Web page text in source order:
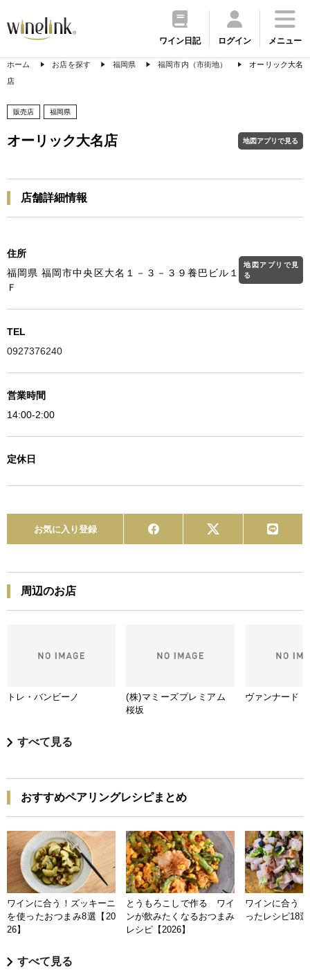
ワイン日記 ログイン メニュー
ホーム お店を探す 福岡県 福岡市内（市街地）
オーリック大名
店
販売店 福岡県
オーリック大名店 地図アプリで見る
店舗詳細情報
住所
福岡県 福岡市中央区大名１－３－３９養巴ビル１
Ｆ
地図アプリで見
る
TEL
0927376240
営業時間
14:00-2:00
定休日
お気に入り登録
周辺のお店
トレ・バンビーノ
(株)マミーズプレミアム
桜坂
ヴァンナード
すべて見る
おすすめペアリングレシピまとめ
ワインに合う！ズッキーニ
を使ったおつまみ8選【20
26】
とうもろこしで作る ワイ
ンが飲みたくなるおつまみ
レシピ【2026】
ワインに合う
ったレシピ18
すべて見る